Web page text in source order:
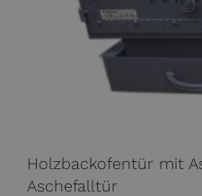
Holzbackofentür mit
Aschefalltür